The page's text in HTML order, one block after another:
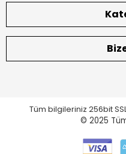
Tüm bilgileriniz 256bit
© 2025